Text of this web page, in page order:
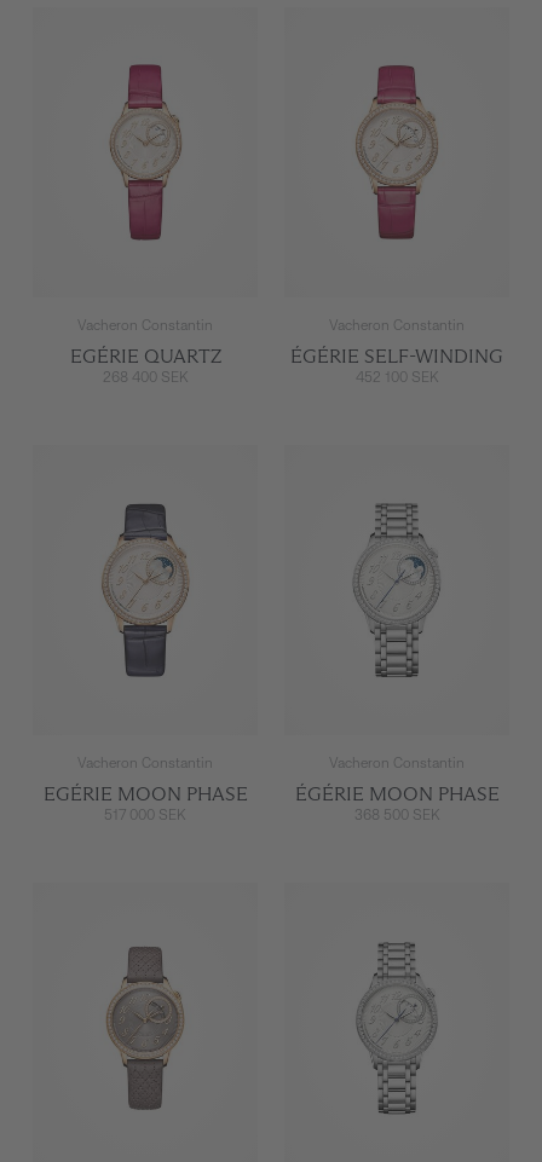
Vacheron Constantin
EGÉRIE QUARTZ
268 400 SEK
Vacheron Constantin
ÉGÉRIE SELF-WINDING
452 100 SEK
Vacheron Constantin
EGÉRIE MOON PHASE
517 000 SEK
Vacheron Constantin
ÉGÉRIE MOON PHASE
368 500 SEK